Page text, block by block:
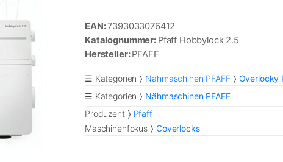
EAN:7393033076412
Katalognummer: Pfaff Hobbylock 2.5
Hersteller:PFAFF
☰ Kategorien Nähmaschinen PFAFF
Overlocky
☰ Kategorien
Nähmaschinen PFAFF
Produzent
Pfaff
Maschinenfokus
Coverlocks